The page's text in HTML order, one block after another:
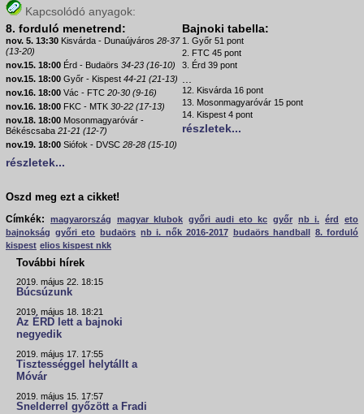
Kapcsolódó anyagok:
8. forduló menetrend:
nov. 5. 13:30 Kisvárda - Dunaújváros 28-37
(13-20)
nov.15. 18:00 Érd - Budaörs 34-23 (16-10)
nov.15. 18:00 Győr - Kispest 44-21 (21-13)
nov.16. 18:00 Vác - FTC 20-30 (9-16)
nov.16. 18:00 FKC - MTK 30-22 (17-13)
nov.18. 18:00 Mosonmagyaróvár -
Békéscsaba 21-21 (12-7)
nov.19. 18:00 Siófok - DVSC 28-28 (15-10)
részletek...
Bajnoki tabella:
1. Győr 51 pont
2. FTC 45 pont
3. Érd 39 pont
...
12. Kisvárda 16 pont
13. Mosonmagyaróvár 15 pont
14. Kispest 4 pont
részletek...
Oszd meg ezt a cikket!
Címkék:
magyarország magyar klubok győri audi eto kc győr nb i. érd
eto
bajnokság győri eto budaörs nb i. nők 2016-2017 budaörs handball
8. forduló
kispest elios kispest nkk
További hírek
2019. május 22. 18:15
Búcsúzunk
2019. május 18. 18:21
Az ÉRD lett a bajnoki
negyedik
2019. május 17. 17:55
Tisztességgel helytállt a
Móvár
2019. május 15. 17:57
Snelderrel győzött a Fradi